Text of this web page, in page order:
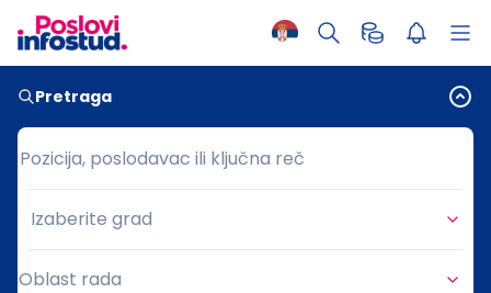
Pretraga
Pozicija, poslodavac ili ključna reč
Pozicija, poslodavac ili ključna reč
Grad
Izaberite grad
Oblast rada